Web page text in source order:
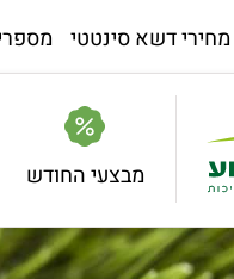
מחירי דשא סינטטי
מבצעי החודש